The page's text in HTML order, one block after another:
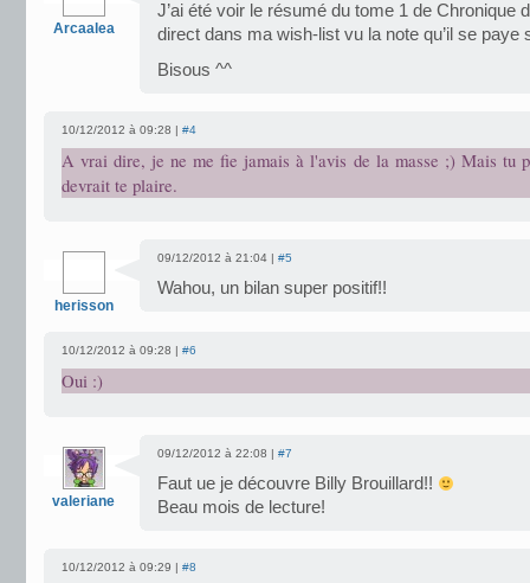
Arcaalea
J’ai été voir le résumé du tome 1 de Chronique
direct dans ma wish-list vu la note qu’il se paye
Bisous ^^
10/12/2012 à 09:28 | #4
A vrai dire, je ne me fie jamais à l'avis de la masse ;) Mais tu
devrait te plaire.
herisson
09/12/2012 à 21:04 | #5
Wahou, un bilan super positif!!
10/12/2012 à 09:28 | #6
Oui :)
valeriane
09/12/2012 à 22:08 | #7
Faut ue je découvre Billy Brouillard!!
Beau mois de lecture!
10/12/2012 à 09:29 | #8